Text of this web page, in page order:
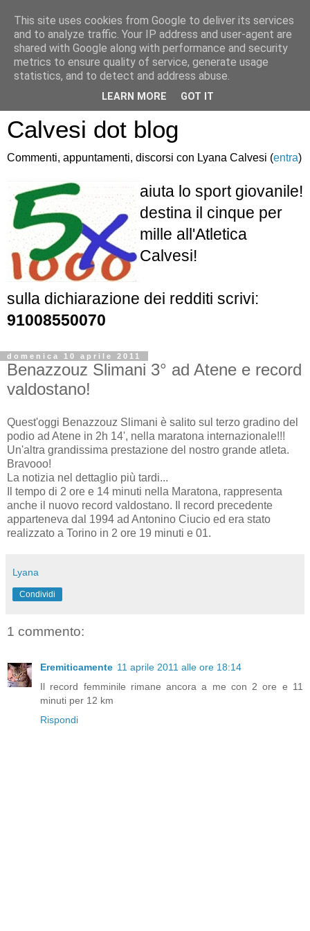
Atletica Sandro
Calvesi dot blog
Commenti, appuntamenti, discorsi con Lyana Calvesi (entra)
aiuta lo sport giovanile!
destina il cinque per
mille all'Atletica
Calvesi!
sulla dichiarazione dei redditi scrivi:
91008550070
domenica 10 aprile 2011
Benazzouz Slimani 3° ad Atene e record
valdostano!
Quest'oggi Benazzouz Slimani è salito sul terzo gradino del
podio ad Atene in 2h 14', nella maratona internazionale!!!
Un'altra grandissima prestazione del nostro grande atleta.
Bravooo!
La notizia nel dettaglio più tardi...
Il tempo di 2 ore e 14 minuti nella Maratona, rappresenta
anche il nuovo record valdostano. Il record precedente
apparteneva dal 1994 ad Antonino Ciucio ed era stato
realizzato a Torino in 2 ore 19 minuti e 01.
Lyana
Condividi
1 commento:
Eremiticamente 11 aprile 2011 alle ore 18:14
Il record femminile rimane ancora a me con 2 ore e 11
minuti per 12 km
Rispondi
This site uses cookies from Google to deliver its services
and to analyze traffic. Your IP address and user-agent are
shared with Google along with performance and security
metrics to ensure quality of service, generate usage
statistics, and to detect and address abuse.
LEARN MORE GOT IT